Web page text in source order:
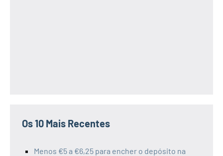
Os 10 Mais Recentes
Menos €5 a €6,25 para encher o depósito na